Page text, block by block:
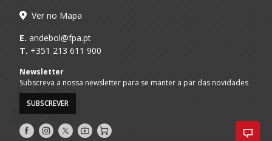
Ver no Mapa
E. andebol@fpa.pt
T. +351 213 611 900
Newsletter
Subscreva a nossa newsletter para se manter a par das novidades
SUBSCREVER
Siga- Siga- Siga- AndebolTV
Loja